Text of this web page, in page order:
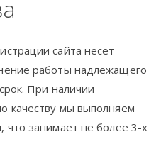
сайта несет
работы надлежащего
При наличии
качеству мы выполняем
что занимает не более 3-х